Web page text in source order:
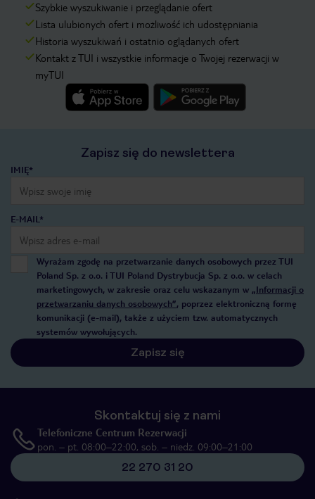
Szybkie wyszukiwanie i przeglądanie ofert
Lista ulubionych ofert i możliwość ich udostępniania
Historia wyszukiwań i ostatnio oglądanych ofert
Kontakt z TUI i wszystkie informacje o Twojej rezerwacji w
myTUI
Zapisz się do newslettera
IMIĘ*
E-MAIL*
Wyrażam zgodę na przetwarzanie danych osobowych przez TUI
Poland Sp. z o.o. i TUI Poland Dystrybucja Sp. z o.o. w celach
marketingowych, w zakresie oraz celu wskazanym w „Informacji o
przetwarzaniu danych osobowych”, poprzez elektroniczną formę
komunikacji (e-mail), także z użyciem tzw. automatycznych
systemów wywołujących.
Zapisz się
Skontaktuj się z nami
Telefoniczne Centrum Rezerwacji
pon. – pt. 08:00–22:00, sob. – niedz. 09:00–21:00
22 270 31 20